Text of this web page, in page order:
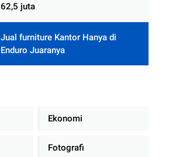
62,5 juta
Jual furniture Kantor Hanya di
Enduro Juaranya
Ekonomi
Fotografi